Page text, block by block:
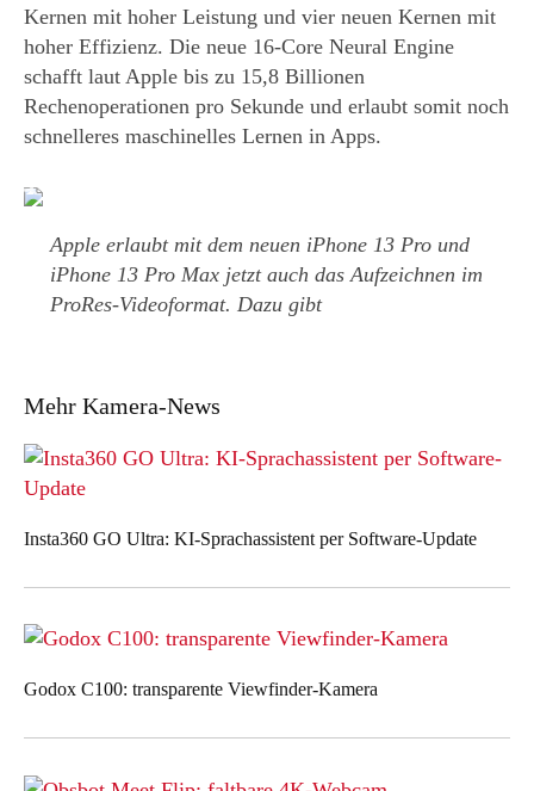
Kernen mit hoher Leistung und vier neuen Kernen mit
hoher Effizienz. Die neue 16-Core Neural Engine
schafft laut Apple bis zu 15,8 Billionen
Rechenoperationen pro Sekunde und erlaubt somit noch
schnelleres maschinelles Lernen in Apps.
Apple erlaubt mit dem neuen iPhone 13 Pro und
iPhone 13 Pro Max jetzt auch das Aufzeichnen im
ProRes-Videoformat. Dazu gibt
Mehr Kamera-News
Insta360 GO Ultra: KI-Sprachassistent per Software-Update
Godox C100: transparente Viewfinder-Kamera